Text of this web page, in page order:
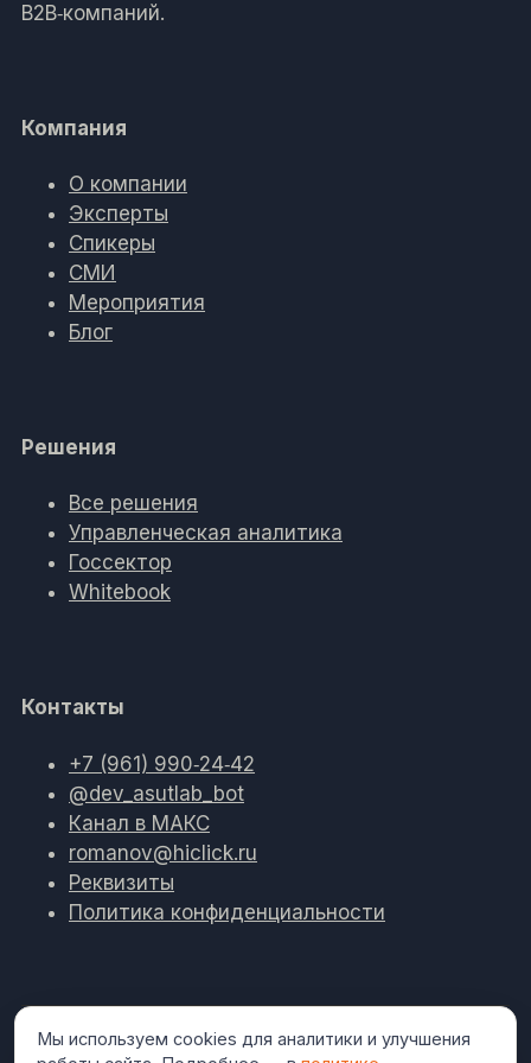
B2B‑компаний.
Компания
О компании
Эксперты
Спикеры
СМИ
Мероприятия
Блог
Решения
Все решения
Управленческая аналитика
Госсектор
Whitebook
Контакты
+7 (961) 990‑24‑42
@dev_asutlab_bot
Канал в МАКС
romanov@hiclick.ru
Реквизиты
Политика конфиденциальности
Работаем
Развёртывание на вашем сервере (on-
Мы используем cookies для аналитики и улучшения